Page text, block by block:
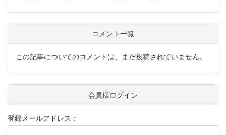
コメント一覧
この記事についてのコメントは、まだ投稿されていません。
会員様ログイン
登録メールアドレス：